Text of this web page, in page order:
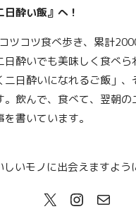
酔い飯』へ！
ツコツ食べ歩き、累計
日酔いでも美味しく食べら
二日酔いになれるご飯」
。飲んで、食べて、翌朝の
書いています。
いモノに出会えますよう